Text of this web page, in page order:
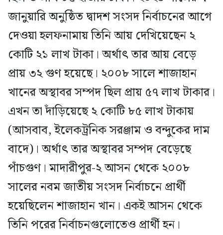
জানুয়ারি অনুষ্ঠিত দ্বাদশ সংসদ নির্বাচনের আগে
দেওয়া হলফনামায় তিনি আয় দেখিয়েছেন ২
কোটি ২১ লাখ টাকা। অর্থাৎ তার আয় বেড়ে
প্রায় ৩২ গুণ হয়েছে। ২০০৮ সালে শাজাহান
খানের অস্থাবর সম্পদ ছিল প্রায় ৫৭ লাখ টাকার।
এখন তা দাঁড়িয়েছে ২ কোটি ৮৫ লাখ টাকায়
(আসবাব, ইলেকট্রনিক সরঞ্জাম ও বন্দুকের দাম
বাদে)। অর্থাৎ তার অস্থাবর সম্পদ বেড়েছে
পাঁচগুণ। মাদারীপুর-২ আসন থেকে ২০০৮
সালের নবম জাতীয় সংসদ নির্বাচনে প্রার্থী
হয়েছিলেন শাজাহান খান। একই আসন থেকে
তিনি পরের নির্বাচনগুলোতেও প্রার্থী হন।